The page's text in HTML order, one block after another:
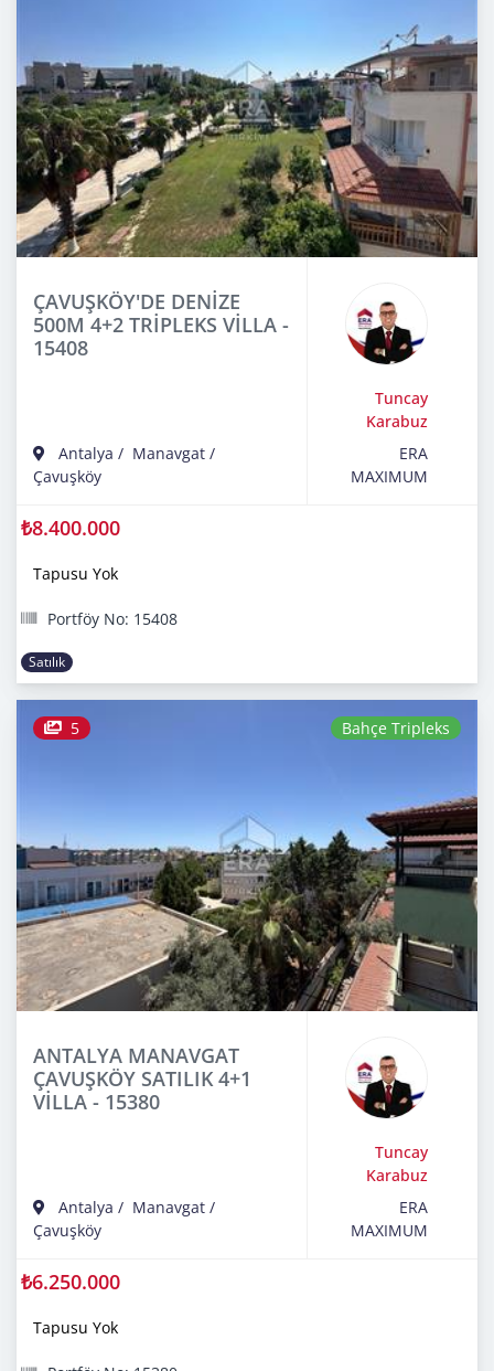
ÇAVUŞKÖY'DE DENİZE
500M 4+2 TRİPLEKS VİLLA -
15408
Antalya / Manavgat /
Çavuşköy
Tuncay
Karabuz
ERA
MAXIMUM
₺8.400.000
Tapusu Yok
Portföy No: 15408
Satılık
5 Bahçe Tripleks
ANTALYA MANAVGAT
ÇAVUŞKÖY SATILIK 4+1
VİLLA - 15380
Antalya / Manavgat /
Çavuşköy
Tuncay
Karabuz
ERA
MAXIMUM
₺6.250.000
Tapusu Yok